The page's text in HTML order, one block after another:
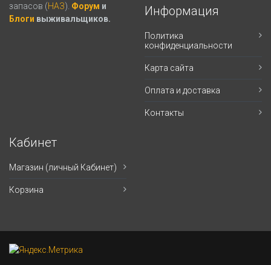
запасов (НАЗ). Форум и
Блоги выживальщиков.
Информация
Политика
конфиденциальности
Карта сайта
Оплата и доставка
Контакты
Кабинет
Магазин (личный Кабинет)
Корзина